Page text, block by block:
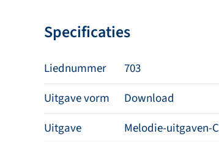
Specificaties
Liednummer
703
Uitgave vorm
Download
Uitgave
Melodie-uitgaven-C